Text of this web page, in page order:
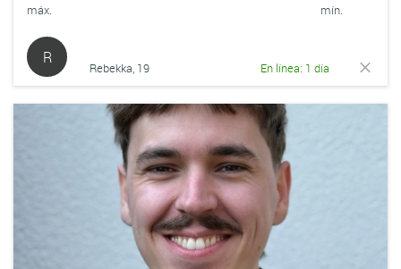
máx. mín.
R
Rebekka, 19 En línea: 1 día